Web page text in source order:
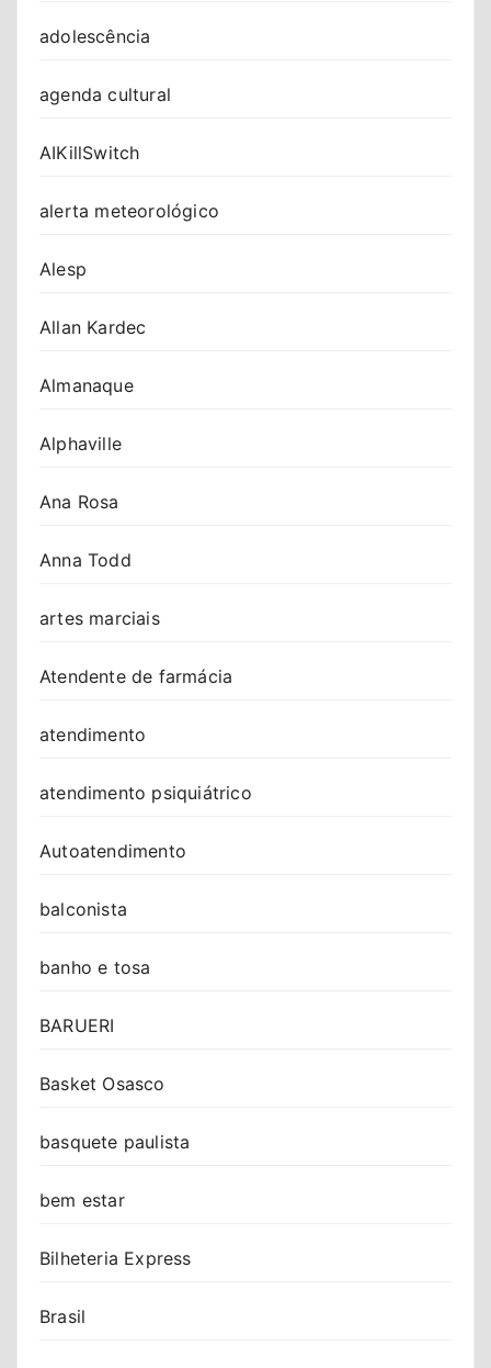
adolescência
agenda cultural
AIKillSwitch
alerta meteorológico
Alesp
Allan Kardec
Almanaque
Alphaville
Ana Rosa
Anna Todd
artes marciais
Atendente de farmácia
atendimento
atendimento psiquiátrico
Autoatendimento
balconista
banho e tosa
BARUERI
Basket Osasco
basquete paulista
bem estar
Bilheteria Express
Brasil